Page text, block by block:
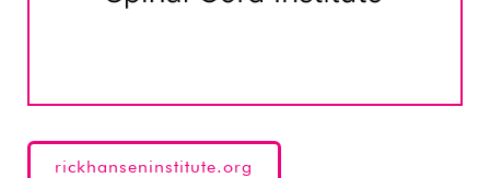
rickhanseninstitute.org